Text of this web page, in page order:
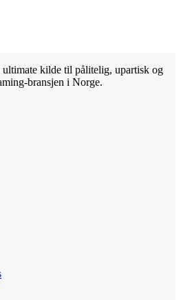
ultimate kilde til pålitelig, upartisk og
bransjen i Norge.